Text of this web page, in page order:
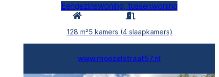
Eengezinswoning, tussenwoning
128 m²5 kamers (4 slaapkamers)
www.moezelstraat57.nl